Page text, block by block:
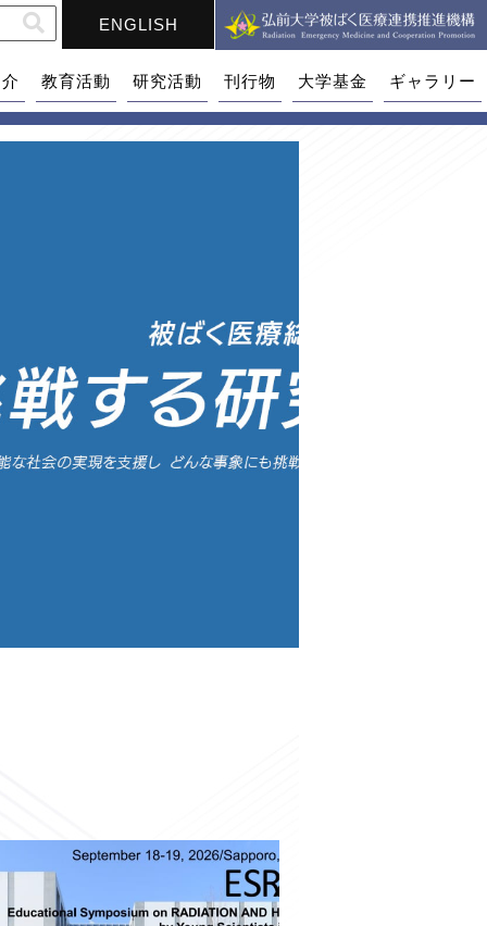
ENGLISH
教育活動 研究活動 刊行物 大学基金 ギャラリー